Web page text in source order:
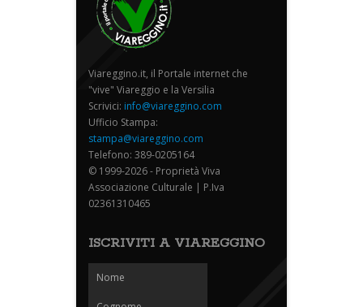
Viareggino.it, il Portale internet che
"vive" Viareggio e la Versilia
Scrivici: info@viareggino.com
Ufficio Stampa:
stampa@viareggino.com
Telefono: 389-0205164
© 1999-2026 - Proprietà Viva
Associazione Culturale | P.Iva
02361310465
ISCRIVITI A VIAREGGINO